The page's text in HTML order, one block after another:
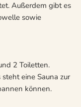
Außerdem gibt es
sowie
2 Toiletten.
eine Sauna zur
können.